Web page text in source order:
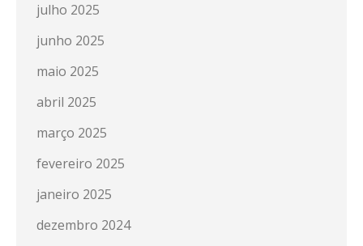
julho 2025
junho 2025
maio 2025
abril 2025
março 2025
fevereiro 2025
janeiro 2025
dezembro 2024